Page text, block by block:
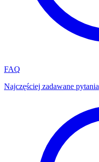
FAQ
Najczęściej zadawane pytania